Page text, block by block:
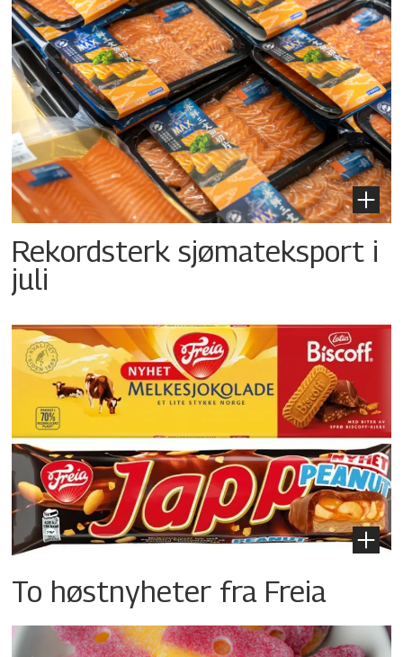
Rekordsterk sjømateksport i
juli
To høstnyheter fra Freia